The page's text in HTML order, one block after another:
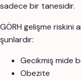
sadece bir tanesidir.
GÖRH gelişme riskini
şunlardır:
Gecikmiş mide
Obezite